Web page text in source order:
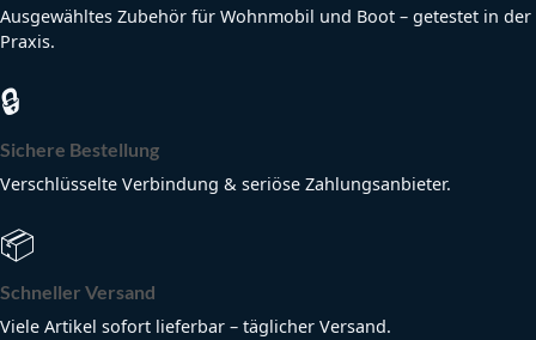
Ausgewähltes Zubehör für Wohnmobil und Boot – getestet in der
Praxis.
🔒
Sichere Bestellung
Verschlüsselte Verbindung & seriöse Zahlungsanbieter.
📦
Schneller Versand
Viele Artikel sofort lieferbar – täglicher Versand.